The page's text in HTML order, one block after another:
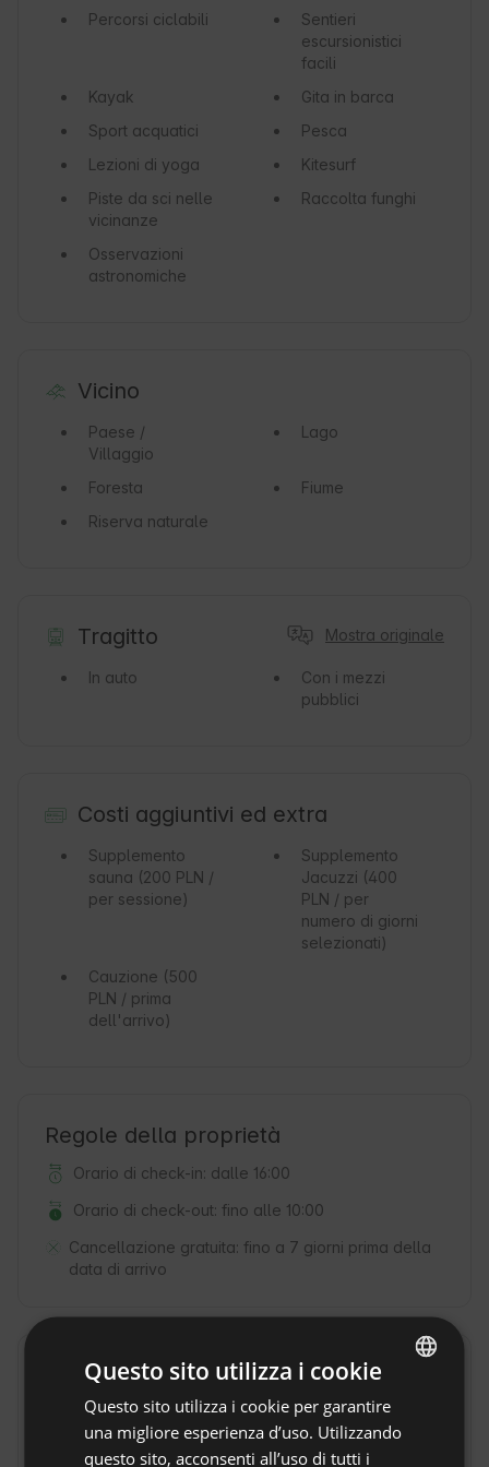
Percorsi ciclabili
Sentieri
escursionistici
facili
Kayak
Gita in barca
Sport acquatici
Pesca
Lezioni di yoga
Kitesurf
Piste da sci nelle
vicinanze
Raccolta funghi
Osservazioni
astronomiche
Vicino
Paese /
Villaggio
Lago
Foresta
Fiume
Riserva naturale
Tragitto Mostra originale
In auto
Con i mezzi
pubblici
Costi aggiuntivi ed extra
Supplemento
sauna (200 PLN /
per sessione)
Supplemento
Jacuzzi (400
PLN / per
numero di giorni
selezionati)
Cauzione (500
PLN / prima
dell'arrivo)
Regole della proprietà
Orario di check-in: dalle 16:00
Orario di check-out: fino alle 10:00
Cancellazione gratuita: fino a 7 giorni prima della
data di arrivo
Posizione
Nielisz, Voivodato lubelskie, Polonia ENGLISH
SPANISH
Questo sito utilizza i cookie
Questo sito utilizza i cookie per garantire
una migliore esperienza d’uso. Utilizzando
questo sito, acconsenti all’uso di tutti i